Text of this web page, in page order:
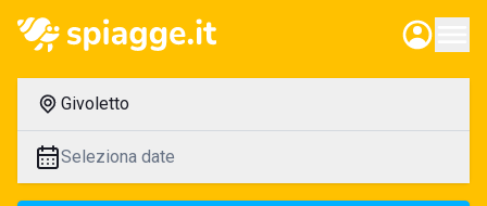
Givoletto
Seleziona date